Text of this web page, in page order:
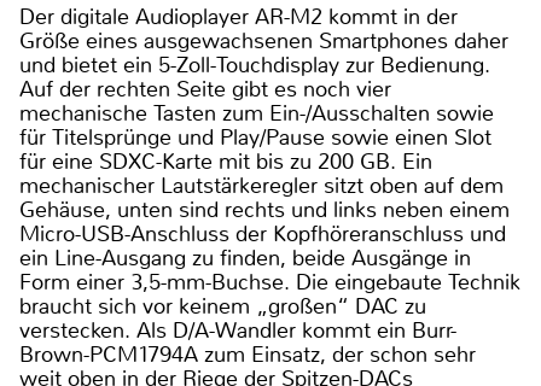
Der digitale Audioplayer AR-M2 kommt in der
Größe eines ausgewachsenen Smartphones daher
und bietet ein 5-Zoll-Touchdisplay zur Bedienung.
Auf der rechten Seite gibt es noch vier
mechanische Tasten zum Ein-/Ausschalten sowie
für Titelsprünge und Play/Pause sowie einen Slot
für eine SDXC-Karte mit bis zu 200 GB. Ein
mechanischer Lautstärkeregler sitzt oben auf dem
Gehäuse, unten sind rechts und links neben einem
Micro-USB-Anschluss der Kopfhöreranschluss und
ein Line-Ausgang zu finden, beide Ausgänge in
Form einer 3,5-mm-Buchse. Die eingebaute Technik
braucht sich vor keinem „großen“ DAC zu
verstecken. Als D/A-Wandler kommt ein Burr-
Brown-PCM1794A zum Einsatz, der schon sehr
weit oben in der Riege der Spitzen-DACs